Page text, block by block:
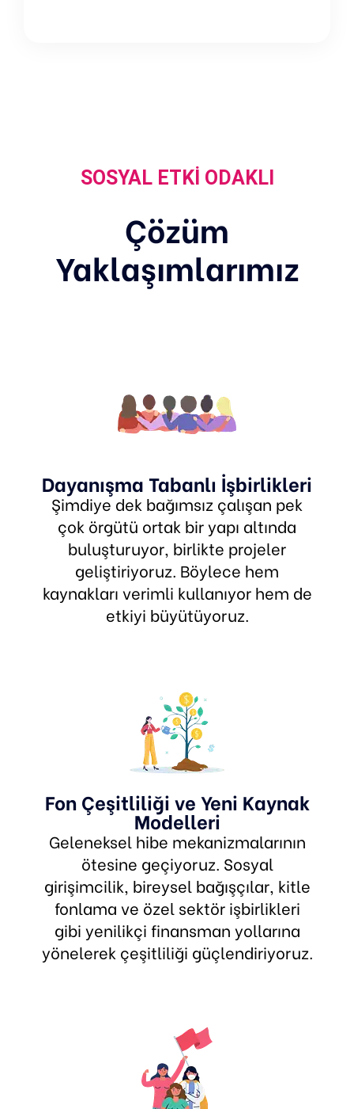
SOSYAL ETKI ODAKLI
Çözüm
Yaklaşımlarımız
Dayanışma Tabanlı İşbirlikleri
Şimdiye dek bağımsız çalışan pek
çok örgütü ortak bir yapı altında
buluşturuyor, birlikte projeler
geliştiriyoruz. Böylece hem
kaynakları verimli kullanıyor hem de
etkiyi büyütüyoruz.
Fon Çeşitliliği ve Yeni Kaynak
Modelleri
Geleneksel hibe mekanizmalarının
ötesine geçiyoruz. Sosyal
girişimcilik, bireysel bağışçılar, kitle
fonlama ve özel sektör işbirlikleri
gibi yenilikçi finansman yollarına
yönelerek çeşitliliği güçlendiriyoruz.